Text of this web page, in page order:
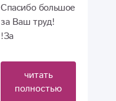
Спасибо большое
за Ваш труд!
!За
Маме очень
понравилось.
читать
полностью